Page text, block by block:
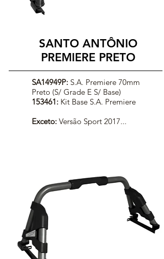
SANTO ANTÔNIO
PREMIERE PRETO
SA14949P: S.A. Premiere 70mm
Preto (S/ Grade E S/ Base)
153461: Kit Base S.A. Premiere
Exceto:Versão Sport 2017...